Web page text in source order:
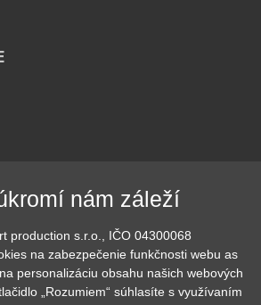
s.r.o.
nám záleží
production s.r.o., IČO 04300068
na zabezpečenie funkčnosti webu as
personalizáciu obsahu našich webových
„Rozumiem“ súhlasíte s využívaním